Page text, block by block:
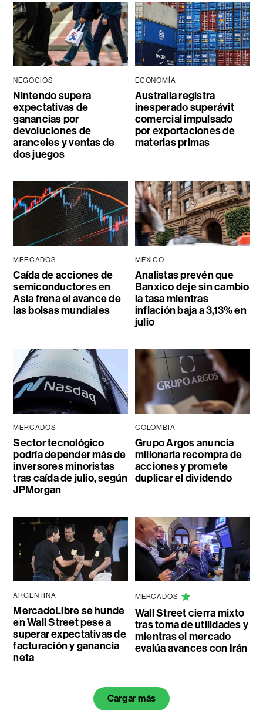
NEGOCIOS
Nintendo supera
expectativas de
ganancias por
devoluciones de
aranceles y ventas de
dos juegos
ECONOMÍA
Australia registra
inesperado superávit
comercial impulsado
por exportaciones de
materias primas
MERCADOS
Caída de acciones de
semiconductores en
Asia frena el avance de
las bolsas mundiales
MÉXICO
Analistas prevén que
Banxico deje sin cambio
la tasa mientras
inflación baja a 3,13% en
julio
MERCADOS
Sector tecnológico
podría depender más de
inversores minoristas
tras caída de julio, según
JPMorgan
COLOMBIA
Grupo Argos anuncia
millonaria recompra de
acciones y promete
duplicar el dividendo
ARGENTINA
MercadoLibre se hunde
en Wall Street pese a
superar expectativas de
facturación y ganancia
neta
MERCADOS
Wall Street cierra mixto
tras toma de utilidades y
mientras el mercado
evalúa avances con Irán
Cargar más